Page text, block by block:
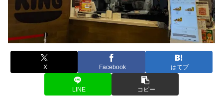
X Facebook はてブ
LINE コピー